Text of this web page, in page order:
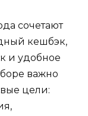
сочетают
кешбэк,
и удобное
важно
цели: